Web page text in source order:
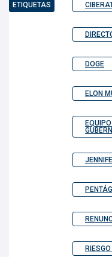
ETIQUETAS
DOGE
ELON